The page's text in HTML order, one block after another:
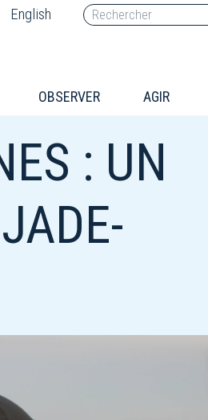
English
OBSERVER AGIR
: UN